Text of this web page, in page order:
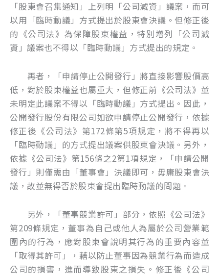
「股東會召集通知」上列明「公司減資」議案，而可
以用「臨時動議」方式提出於股東會決議。但修正後
的《公司法》為保障股東權益，特別增列「公司減
資」議案也不得以「臨時動議」方式提出的規定。
再者，「申請停止公開發行」將直接影響股價高
低，對於股東權益也屬重大，但修正前《公司法》並
未明定此議案不得以「臨時動議」方式提出。因此，
公開發行股份有限公司如欲申請停止公開發行，依據
修正後《公司法》第172條第5項規定，將不得再以
「臨時動議」的方式提出議案供股東會決議。另外，
依據《公司法》第156條之2第1項規定，「申請公開
發行」則僅需由「董事會」決議即可，毋庸股東會決
議，故並無得否於股東會提出臨時動議的問題。
另外，「董事競業許可」部分，依照《公司法》
第209條規定，董事為自己或他人為屬於公司營業範
圍內的行為，應對股東會說明其行為的重要內容並
「取得其許可」，藉以防止董事因為競業行為而造成
公司的損害，進而導致股東之損失。修正後《公司